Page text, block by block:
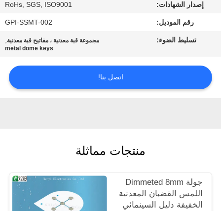
اطلب
اقتباس
POLICY
إصدار الشهادات: RoHs, SGS, ISO9001
رقم الموديل: GPI-SSMT-002
تسليط الضوء: مجموعة قبة معدنية ، مفاتيح قبة معدنية,
metal dome keys
اتصل بنا!
منتجات مماثلة
جولة Dimmeted 8mm
اللمس القضبان المعدنية
الخفيفة دليل السينمائي